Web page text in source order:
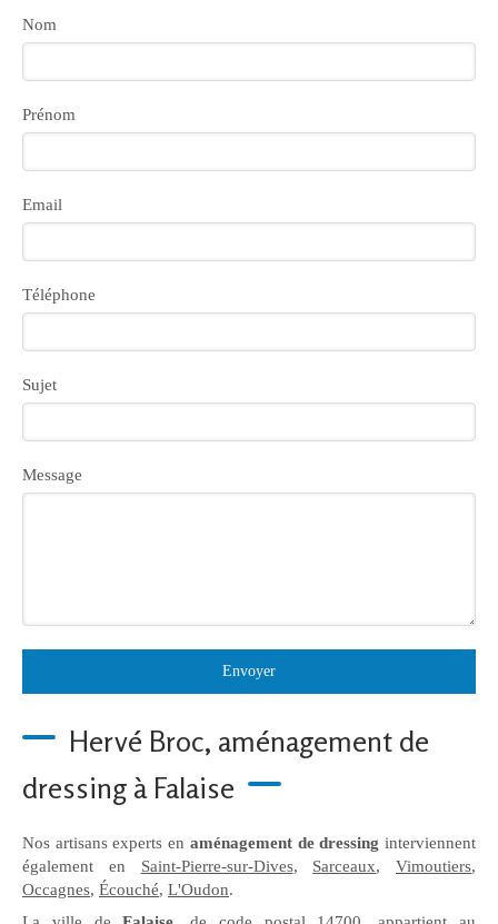
Nom
Prénom
Email
Téléphone
Sujet
Message
Envoyer
Hervé Broc, aménagement de
dressing à Falaise
Nos artisans experts en aménagement de dressing interviennent
également en Saint-Pierre-sur-Dives, Sarceaux, Vimoutiers,
Occagnes, Écouché, L'Oudon.